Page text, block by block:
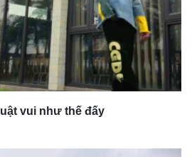
vui như thế đấy